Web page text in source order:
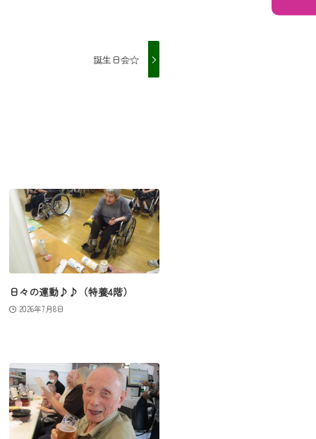
誕生日会☆
日々の運動♪♪（特養4階）
2026年7月8日